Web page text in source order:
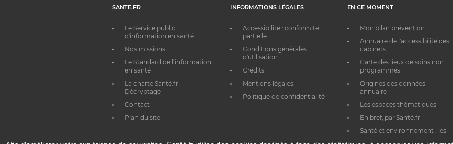
SANTE.FR
Le Service public
d'information en santé
Nos missions
Le Standard de l’information
en santé
La charte Santé.fr
Décryptage
Contact
Plan du site
INFORMATIONS LÉGALES
Accessibilité : conformité
partielle
Conditions générales
d'utilisation
Crédits
Mentions légales
Politique de confidentialité
EN CE MOMENT
Mon bilan prévention
Annuaire de l'accessibilité des
cabinets
Carte des lieux de soins non
programmés
Origines des données
annuaire
Les espaces thématiques
En bref, par Santé.fr
Santé et environnement : les